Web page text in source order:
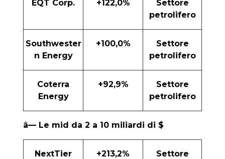
EQT Corp. +122,0%
Settore
petrolifero
Southwester
n Energy
+100,0%
Settore
petrolifero
Coterra
Energy
+92,9%
Settore
petrolifero
â— Le mid da 2 a 10 miliardi di $
NextTier
+213,2%
Settore